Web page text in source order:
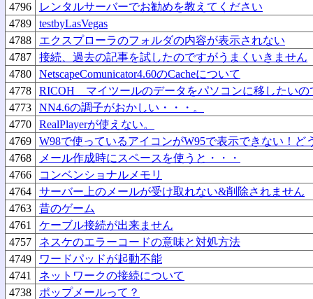
4796
レンタルサーバーでお勧めを教えてください
4789
testbyLasVegas
4788
エクスプローラのフォルダの内容が表示されない
4787
接続、過去の記事を試したのですがうまくいきません
4780
NetscapeComunicator4.60のCacheについて
4778
RICOH マイツールのデータをパソコンに移したいの
4773
NN4.6の調子がおかしい・・・。
4770
RealPlayerが使えない。
4769
W98で使っているアイコンがW95で表示できない！ど
4768
メール作成時にスペースを使うと・・・
4766
コンベンショナルメモリ
4764
サーバー上のメールが受け取れない&削除されません
4763
昔のゲーム
4761
ケーブル接続が出来ません
4757
ネスケのエラーコードの意味と対処方法
4749
ワードパッドが起動不能
4741
ネットワークの接続について
4738
ポップメールって？